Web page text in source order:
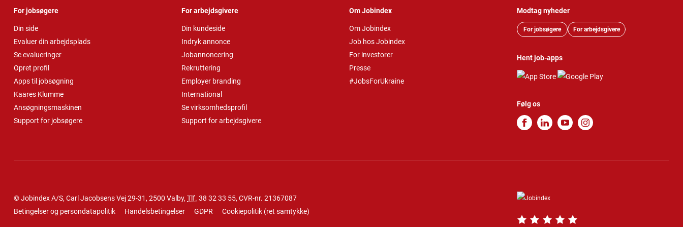
For jobsøgere
Din side
Evaluer din arbejdsplads
Se evalueringer
Opret profil
Apps til jobsøgning
Kaares Klumme
Ansøgningsmaskinen
Support for jobsøgere
For arbejdsgivere
Din kundeside
Indryk annonce
Jobannoncering
Rekruttering
Employer branding
International
Se virksomhedsprofil
Support for arbejdsgivere
Om Jobindex
Om Jobindex
Job hos Jobindex
For investorer
Presse
#JobsForUkraine
Modtag nyheder
For jobsøgere For arbejdsgivere
Hent job-apps
Følg os
© Jobindex A/S, Carl Jacobsens Vej 29-31, 2500 Valby, Tlf. 38 32 33 55, CVR-nr. 21367087
Betingelser og persondatapolitik
Handelsbetingelser GDPR Cookiepolitik (ret samtykke)